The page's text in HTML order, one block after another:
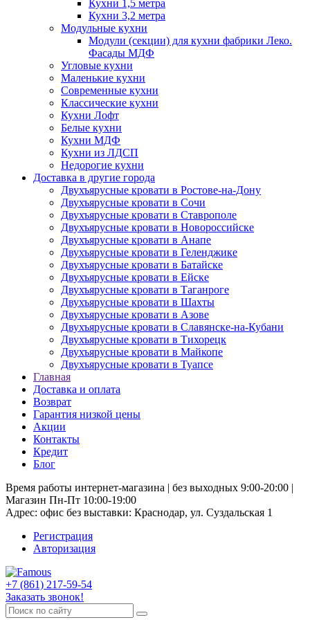
Кухни 1,5 метра
Кухни 3,2 метра
Модульные кухни
Модули (секции) для кухни фабрики Леко.
Фасады МДФ
Угловые кухни
Маленькие кухни
Современные кухни
Классические кухни
Кухни Лофт
Белые кухни
Кухни МДФ
Кухни из ЛДСП
Недорогие кухни
Доставка в другие города
Двухъярусные кровати в Ростове-на-Дону
Двухъярусные кровати в Сочи
Двухъярусные кровати в Ставрополе
Двухъярусные кровати в Новороссийске
Двухъярусные кровати в Анапе
Двухъярусные кровати в Геленджике
Двухъярусные кровати в Батайске
Двухъярусные кровати в Ейске
Двухъярусные кровати в Таганроге
Двухъярусные кровати в Шахты
Двухъярусные кровати в Азове
Двухъярусные кровати в Славянске-на-Кубани
Двухъярусные кровати в Тихорецк
Двухъярусные кровати в Майкопе
Двухъярусные кровати в Туапсе
Главная
Доставка и оплата
Возврат
Гарантия низкой цены
Акции
Контакты
Кредит
Блог
Время работы интернет-магазина | без выходных 9:00-20:00 |
Магазин Пн-Пт 10:00-19:00
Адрес: офис без выставки: Краснодар, ул. Суздальская 1
Регистрация
Авторизация
+7 (861) 217-59-54
Заказать звонок!